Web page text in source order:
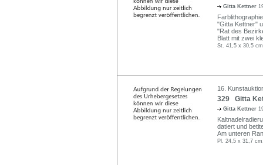
Gitta Kettner
"Gitta Kettner"
"Rat des
Blatt mit zwei
St. 41,5 x 30,5
16.
329 Gitta
Gitta Kettner
datiert und
Am unteren
Pl. 24,5 x 31,7